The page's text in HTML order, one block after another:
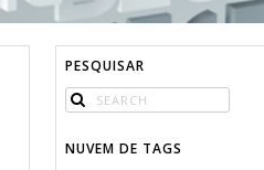
PESQUISAR
NUVEM DE TAGS